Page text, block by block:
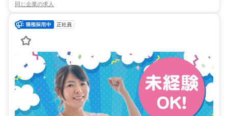
同じ企業の求人
正社員